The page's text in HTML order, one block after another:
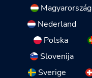
Magyarország
Nederland
Polska
Slovenija
Sverige